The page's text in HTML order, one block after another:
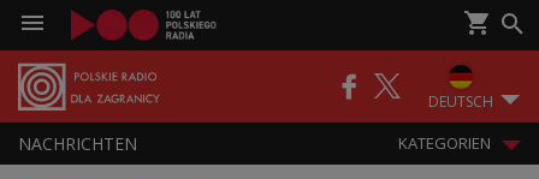
DEUTSCH
NACHRICHTEN KATEGORIEN